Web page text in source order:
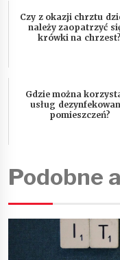
Czy z okazji chrztu
należy zaopatrzyć
krówki na chrzest?
Gdzie można
usług
pomieszczeń?
Podobne